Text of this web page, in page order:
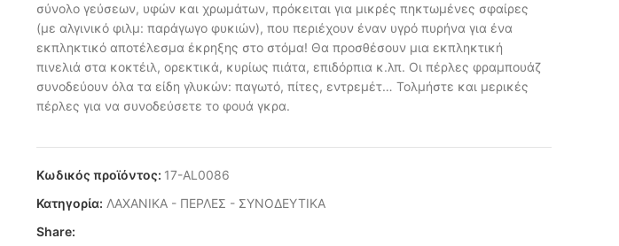
σύνολο γεύσεων, υφών και χρωμάτων, πρόκειται για μικρές πηκτωμένες σφαίρες
(με αλγινικό φιλμ: παράγωγο φυκιών), που περιέχουν έναν υγρό πυρήνα για ένα
εκπληκτικό αποτέλεσμα έκρηξης στο στόμα! Θα προσθέσουν μια εκπληκτική
πινελιά στα κοκτέιλ, ορεκτικά, κυρίως πιάτα, επιδόρπια κ.λπ. Οι πέρλες φραμπουάζ
συνοδεύουν όλα τα είδη γλυκών: παγωτό, πίτες, εντρεμέτ… Τολμήστε και μερικές
πέρλες για να συνοδεύσετε το φουά γκρα.
Κωδικός προϊόντος: 17-AL0086
Κατηγορία: ΛΑΧΑΝΙΚΑ - ΠΕΡΛΕΣ - ΣΥΝΟΔΕΥΤΙΚΑ
Share: